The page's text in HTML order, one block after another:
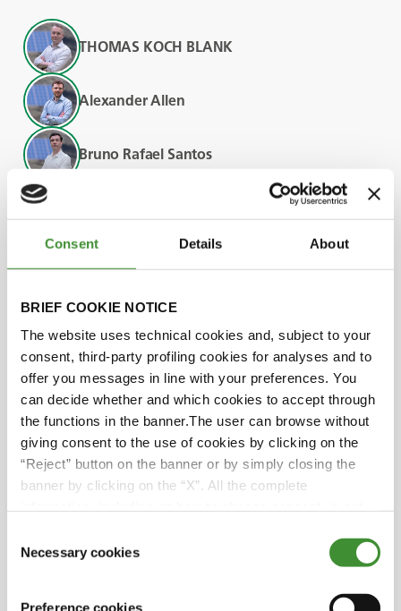
Consent Details About
BRIEF COOKIE NOTICE
The website uses technical cookies and, subject to your
consent, third-party profiling cookies for analyses and to
offer you messages in line with your preferences. You
can decide whether and which cookies to accept through
the functions in the banner.The user can browse without
giving consent to the use of cookies by clicking on the
“Reject” button on the banner or by simply closing the
banner by clicking on the “X”. All the complete
Selection
Necessary cookies
Preference cookies
THOMAS KOCH BLANK
Alexander Allen
Bruno Rafael Santos
Did you know?
categories: the “consumables” – coil, oil and
gas – and the minerals used for infrastructure
and products development that can be
recycled and reused.
The emissions associated with mining is about
digging materials out of the ground and
transforming the raw material – the ore – into
pure minerals.
Nth Cycle technology’s name, the Oyster – uses
combined 7 refined stages to 1 and extract